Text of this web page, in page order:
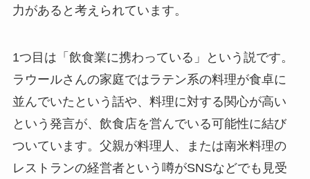
力があると考えられています。
1つ目は「飲食業に携わっている」という説です。
ラウールさんの家庭ではラテン系の料理が食卓に
並んでいたという話や、料理に対する関心が高い
という発言が、飲食店を営んでいる可能性に結び
ついています。父親が料理人、または南米料理の
レストランの経営者という噂がSNSなどでも見受